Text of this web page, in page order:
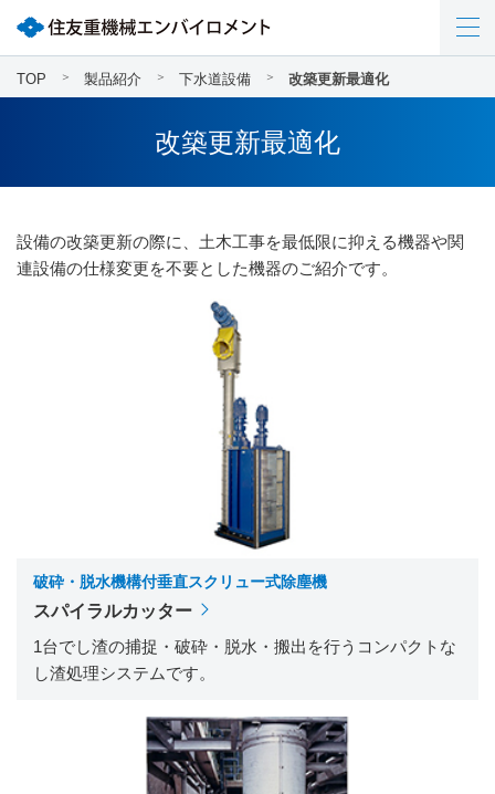
TOP 製品紹介 下水道設備 改築更新最適化
改築更新最適化
設備の改築更新の際に、土木工事を最低限に抑える機器や関
連設備の仕様変更を不要とした機器のご紹介です。
破砕・脱水機構付垂直スクリュー式除塵機
スパイラルカッター
1台でし渣の捕捉・破砕・脱水・搬出を行うコンパクトな
し渣処理システムです。